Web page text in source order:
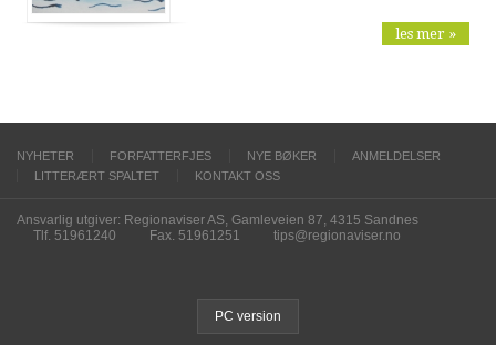
les mer »
NYHETER FORFATTERFJES NYE BØKER
ANMELDELSER
LITTERÆRT SPALTET
KONTAKT OSS
Ansvarlig utgiver: Regionaviser AS, Gamleveien 87, 4315 Sandnes
Tlf. 51961240
Fax. 51961251 tips@regionaviser.no
PC version